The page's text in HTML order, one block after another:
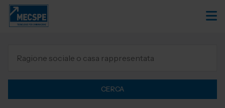
CERCA